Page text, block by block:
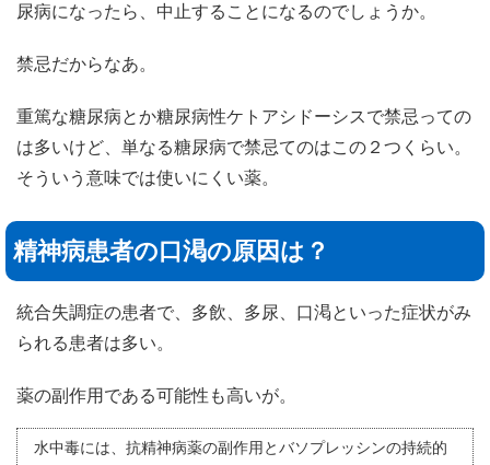
尿病になったら、中止することになるのでしょうか。
禁忌だからなあ。
重篤な糖尿病とか糖尿病性ケトアシドーシスで禁忌っての
は多いけど、単なる糖尿病で禁忌てのはこの２つくらい。
そういう意味では使いにくい薬。
精神病患者の口渇の原因は？
統合失調症の患者で、多飲、多尿、口渇といった症状がみ
られる患者は多い。
薬の副作用である可能性も高いが。
水中毒には、抗精神病薬の副作用とバソプレッシンの持続的